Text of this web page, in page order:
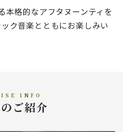
本格的なアフタヌーンティを
ク音楽とともにお楽しみい
INFO
ご紹介